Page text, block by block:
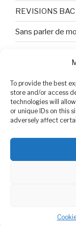
To provide the best
store and/or access
technologies will
or unique IDs on this
adversely affect
REVISIONS BAC
Sans parler de
Tristesse et
Variable